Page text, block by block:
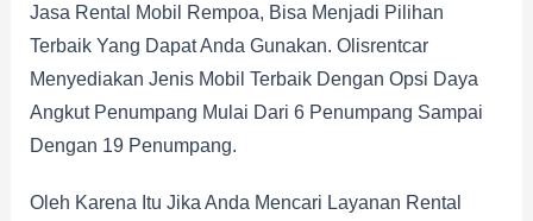
Jasa Rental Mobil Rempoa, Bisa Menjadi Pilihan
Terbaik Yang Dapat Anda Gunakan. Olisrentcar
Menyediakan Jenis Mobil Terbaik Dengan Opsi Daya
Angkut Penumpang Mulai Dari 6 Penumpang Sampai
Dengan 19 Penumpang.
Oleh Karena Itu Jika Anda Mencari Layanan Rental